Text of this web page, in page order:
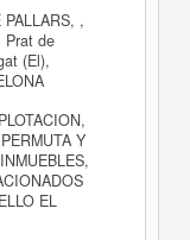
PALLARS, ,
Prat de
(El),
Y
EL